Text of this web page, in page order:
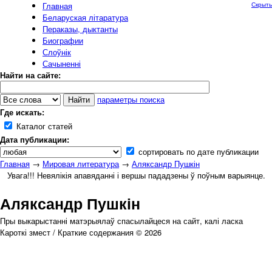
Главная
Беларуская літаратура
Пераказы, дыктанты
Биографии
Слоўнік
Сачыненні
Найти на сайте:
параметры поиска
Где искать:
Каталог статей
Дата публикации:
сортировать по дате публикации
Скрыть
Главная → Мировая литература→ Аляксандр Пушкін
Увага!!! Невялікія апавяданні і вершы пададзены ў поўным варыянце.
Аляксандр Пушкін
Пры выкарыстанні матэрыялаў спасылайцеся на сайт, калі ласка
Кароткі змест / Краткие содержания © 2026